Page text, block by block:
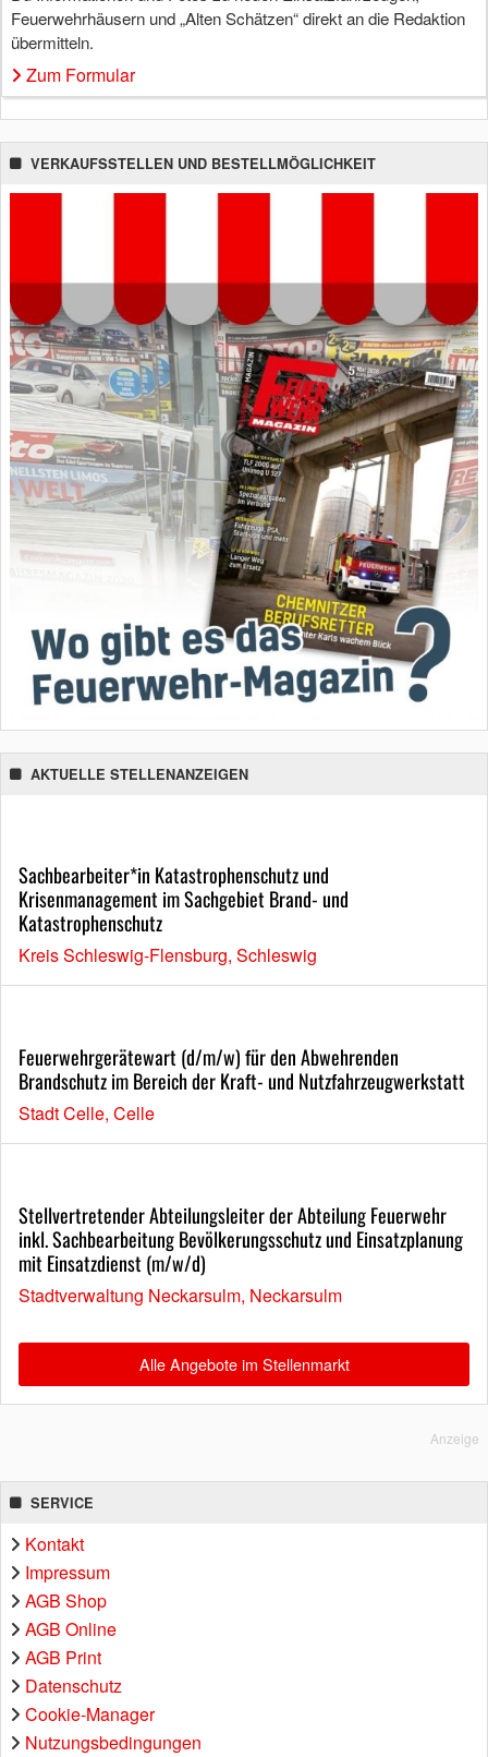
Feuerwehrhäusern und „Alten Schätzen“ direkt an die Redaktion
übermitteln.
Zum Formular
VERKAUFSSTELLEN UND BESTELLMÖGLICHKEIT
AKTUELLE STELLENANZEIGEN
Sachbearbeiter*in Katastrophenschutz und
Krisenmanagement im Sachgebiet Brand- und
Katastrophenschutz
Kreis Schleswig-Flensburg, Schleswig
Feuerwehrgerätewart (d/m/w) für den Abwehrenden
Brandschutz im Bereich der Kraft- und Nutzfahrzeugwerkstatt
Stadt Celle, Celle
Stellvertretender Abteilungsleiter der Abteilung Feuerwehr
inkl. Sachbearbeitung Bevölkerungsschutz und Einsatzplanung
mit Einsatzdienst (m/w/d)
Stadtverwaltung Neckarsulm, Neckarsulm
Alle Angebote im Stellenmarkt
Anzeige
SERVICE
Kontakt
Impressum
AGB Shop
AGB Online
AGB Print
Datenschutz
Cookie-Manager
Nutzungsbedingungen